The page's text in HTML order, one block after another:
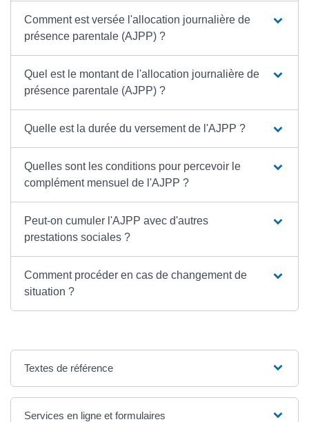
Comment est versée l'allocation journalière de
présence parentale (AJPP) ?
Quel est le montant de l'allocation journalière de
présence parentale (AJPP) ?
Quelle est la durée du versement de l'AJPP ?
Quelles sont les conditions pour percevoir le
complément mensuel de l'AJPP ?
Peut-on cumuler l'AJPP avec d'autres
prestations sociales ?
Comment procéder en cas de changement de
situation ?
Textes de référence
Services en ligne et formulaires